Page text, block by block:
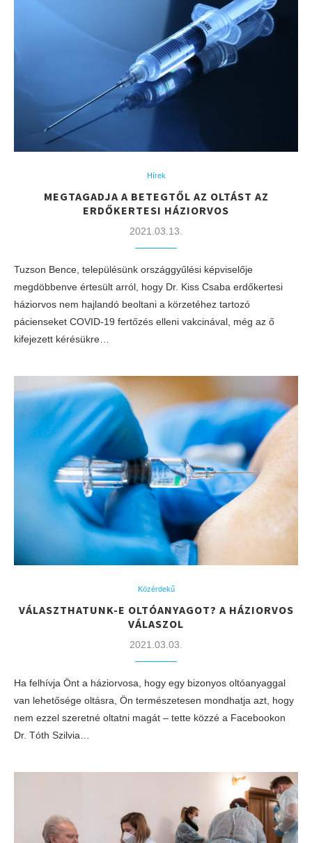
Hírek
MEGTAGADJA A BETEGTŐL AZ OLTÁST AZ
ERDŐKERTESI HÁZIORVOS
2021.03.13.
Tuzson Bence, településünk országgyűlési képviselője
megdöbbenve értesült arról, hogy Dr. Kiss Csaba erdőkertesi
háziorvos nem hajlandó beoltani a körzetéhez tartozó
pácienseket COVID-19 fertőzés elleni vakcinával, még az ő
kifejezett kérésükre…
Közérdekű
VÁLASZTHATUNK-E OLTÓANYAGOT? A HÁZIORVOS
VÁLASZOL
2021.03.03.
Ha felhívja Önt a háziorvosa, hogy egy bizonyos oltóanyaggal
van lehetősége oltásra, Ön természetesen mondhatja azt, hogy
nem ezzel szeretné oltatni magát – tette közzé a Facebookon
Dr. Tóth Szilvia…